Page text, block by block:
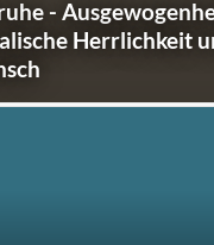
-
Herrlichkeit